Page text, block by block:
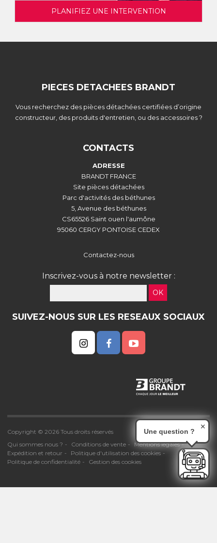
PLANIFIEZ UNE INTERVENTION
PIECES DETACHEES BRANDT
Vous recherchez des pièces détachées certifiées d’origine
constructeur, des produits d'entretien, ou des accessoires ?
CONTACTS
ADRESSE
BRANDT FRANCE
Site pièces détachées
Parc d'activités des béthunes
5, Avenue des béthunes
CS65526 Saint ouen l'aumône
95060 CERGY PONTOISE CEDEX
Contactez-nous
Inscrivez-vous à notre newsletter :
OK
SUIVEZ-NOUS SUR LES RESEAUX SOCIAUX
Copyright © 2026 Tous droits réservés
Qui sommes nous ?
Conditions de vente
Mentions légales
Expédition et retour
Politique d'utilisation des cookies
Politique de confidentialité
Gestion des cookies
Une question ?
✕